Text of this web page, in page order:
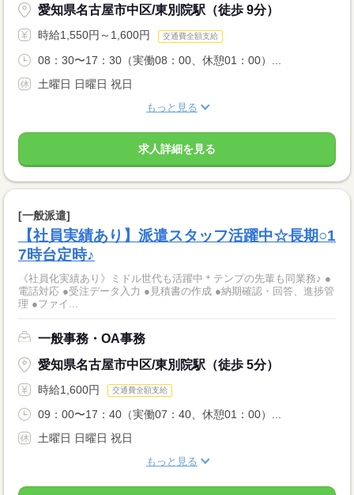
愛知県名古屋市中区/東別院駅（徒歩 9分）
時給1,550円～1,600円 交通費全額支給
08：30〜17：30（実働08：00、休憩01：00）...
土曜日 日曜日 祝日
もっと見る
求人詳細を見る
[一般派遣]
【社員実績あり】派遣スタッフ活躍中☆長期○1
7時台定時♪
《社員化実績あり》ミドル世代も活躍中＊テンプの先輩も同業務♪ ●
電話対応 ●受注データ入力 ●見積書の作成 ●納期確認・回答、進捗管
理 ●ファイ...
一般事務・OA事務
愛知県名古屋市中区/東別院駅（徒歩 5分）
時給1,600円 交通費全額支給
09：00〜17：40（実働07：40、休憩01：00）...
土曜日 日曜日 祝日
もっと見る